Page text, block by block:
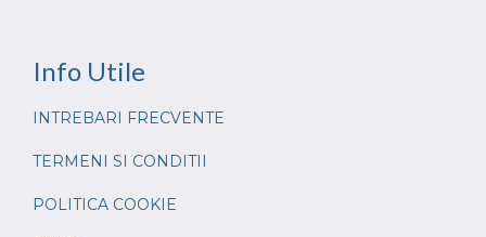
Info Utile
INTREBARI FRECVENTE
TERMENI SI CONDITII
POLITICA COOKIE